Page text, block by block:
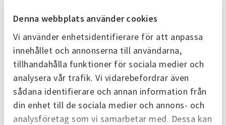
Denna webbplats använder cookies
Vi använder enhetsidentifierare för att anpassa
innehållet och annonserna till användarna,
tillhandahålla funktioner för sociala medier och
analysera vår trafik. Vi vidarebefordrar även
sådana identifierare och annan information från
din enhet till de sociala medier och annons- och
analysföretag som vi samarbetar med. Dessa kan
Revisionerna säkerställer att vi uppfyller kraven i ISO
14001 och fortsätter att utveckla vårt miljöarbete.
Miljöcertifikat ISO14001
Vanliga frågor och svar
Alla frågor och svar